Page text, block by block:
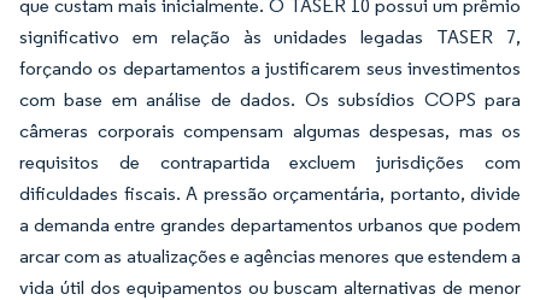
que custam mais inicialmente. O TASER 10 possui um prêmio
significativo em relação às unidades legadas TASER 7,
forçando os departamentos a justificarem seus investimentos
com base em análise de dados. Os subsídios COPS para
câmeras corporais compensam algumas despesas, mas os
requisitos de contrapartida excluem jurisdições com
dificuldades fiscais. A pressão orçamentária, portanto, divide
a demanda entre grandes departamentos urbanos que podem
arcar com as atualizações e agências menores que estendem a
vida útil dos equipamentos ou buscam alternativas de menor